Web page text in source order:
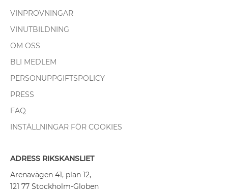
VINPROVNINGAR
VINUTBILDNING
OM OSS
BLI MEDLEM
PERSONUPPGIFTSPOLICY
PRESS
FAQ
INSTÄLLNINGAR FÖR COOKIES
ADRESS RIKSKANSLIET
Arenavägen 41, plan 12,
121 77 Stockholm-Globen